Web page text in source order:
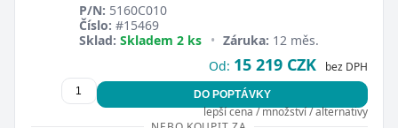
P/N: 5160C010
Číslo: #15469
Sklad: Skladem 2 ks • Záruka: 12 měs.
Od: 15 219 CZK bez DPH
DO POPTÁVKY
lepší cena / množství / alternativy